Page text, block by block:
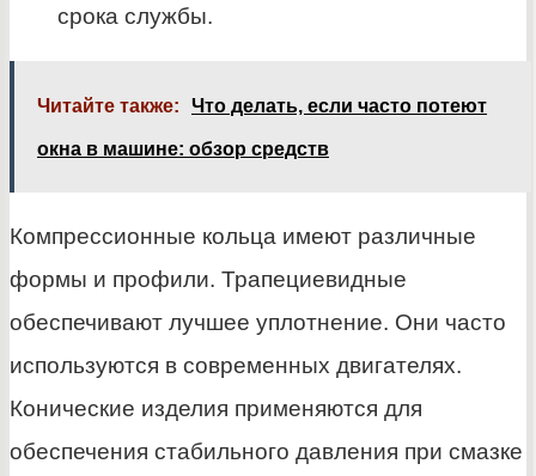
срока службы.
Читайте также: Что делать, если часто потеют
окна в машине: обзор средств
Компрессионные кольца имеют различные
формы и профили. Трапециевидные
обеспечивают лучшее уплотнение. Они часто
используются в современных двигателях.
Конические изделия применяются для
обеспечения стабильного давления при смазке